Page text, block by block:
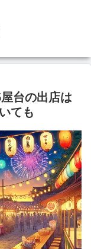
台の出店は
ても